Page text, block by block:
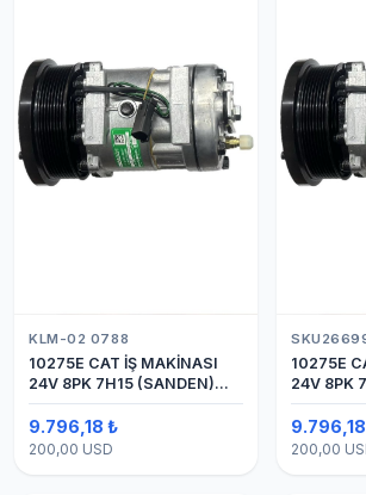
KLM-02 0788
10275E CAT İŞ MAKİNASI
24V 8PK 7H15 (SANDEN)
BLOK
9.796,18 ₺
200,00 USD
10275E
24V 8PK
BLOK
200,00